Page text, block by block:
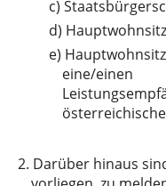
c)
d)
e)
eine/einen
2. Darüber hinaus